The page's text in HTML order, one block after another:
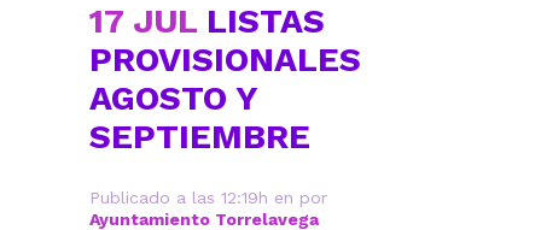
17 JUL LISTAS
PROVISIONALES
AGOSTO Y
SEPTIEMBRE
Publicado a las 12:19h en por
Ayuntamiento Torrelavega